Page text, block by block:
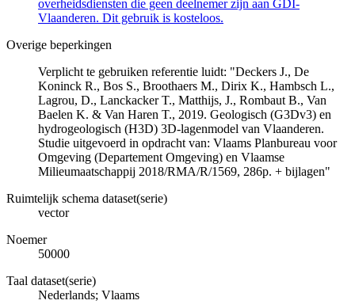
overheidsdiensten die geen deelnemer zijn aan GDI-
Vlaanderen. Dit gebruik is kosteloos.
Overige beperkingen
Verplicht te gebruiken referentie luidt: "Deckers J., De
Koninck R., Bos S., Broothaers M., Dirix K., Hambsch L.,
Lagrou, D., Lanckacker T., Matthijs, J., Rombaut B., Van
Baelen K. & Van Haren T., 2019. Geologisch (G3Dv3) en
hydrogeologisch (H3D) 3D-lagenmodel van Vlaanderen.
Studie uitgevoerd in opdracht van: Vlaams Planbureau voor
Omgeving (Departement Omgeving) en Vlaamse
Milieumaatschappij 2018/RMA/R/1569, 286p. + bijlagen"
Ruimtelijk schema dataset(serie)
vector
Noemer
50000
Taal dataset(serie)
Nederlands; Vlaams